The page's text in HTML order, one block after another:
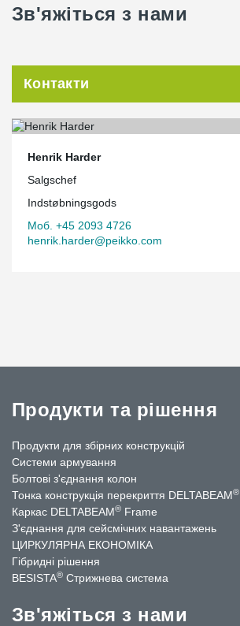
Зв'яжіться з нами
Контакти
Henrik Harder
Salgschef
Indstøbningsgods
Моб. +45 2093 4726
henrik.harder@peikko.com
Продукти та рішення
Продукти для збірних конструкцій
Системи армування
Болтові з'єднання колон
Тонка конструкція перекриття DELTABEAM®
Каркас DELTABEAM® Frame
З'єднання для сейсмічних навантажень
ЦИРКУЛЯРНА ЕКОНОМІКА
Гібридні рішення
BESISTA® Стрижнева система
Зв'яжіться з нами